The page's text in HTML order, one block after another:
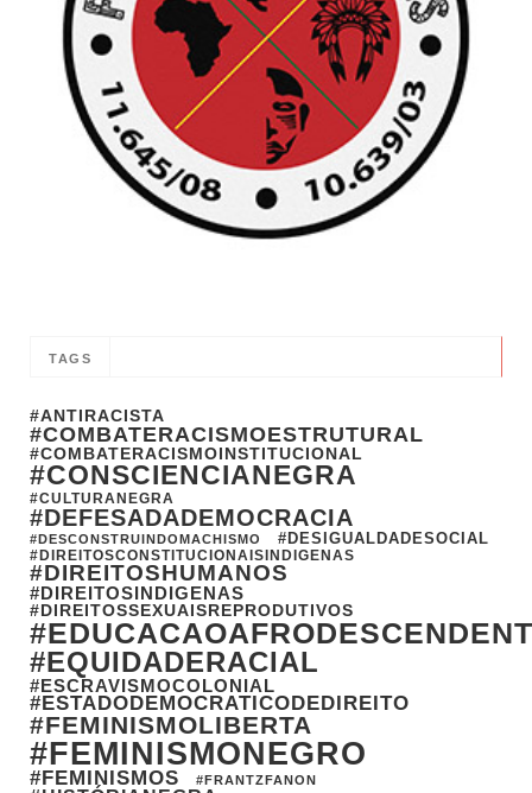
TAGS
#ANTIRACISTA
#COMBATERACISMOESTRUTURAL
#COMBATERACISMOINSTITUCIONAL
#CONSCIENCIANEGRA
#CULTURANEGRA
#DEFESADADEMOCRACIA
#DESCONSTRUINDOMACHISMO #DESIGUALDADESOCIAL
#DIREITOSCONSTITUCIONAISINDIGENAS
#DIREITOSHUMANOS
#DIREITOSINDIGENAS
#DIREITOSSEXUAISREPRODUTIVOS
#EQUIDADERACIAL
#ESCRAVISMOCOLONIAL
#ESTADODEMOCRATICODEDIREITO
#FEMINISMOLIBERTA
#FEMINISMONEGRO
#FEMINISMOS #FRANTZFANON